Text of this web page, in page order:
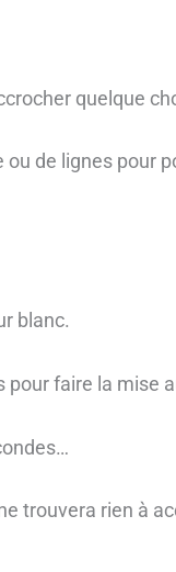
quelque
de lignes pour
blanc.
pour faire la mise
trouvera rien à